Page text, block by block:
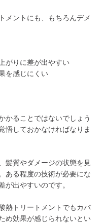
メントにも、もちろんデメ
がりに差が出やすい
を感じにくい
かることではないでしょう
悟しておかなければなりま
髪質やダメージの状態を見
ある程度の技術が必要にな
が出やすいのです。
熱トリートメントでもカバ
め効果が感じられないとい